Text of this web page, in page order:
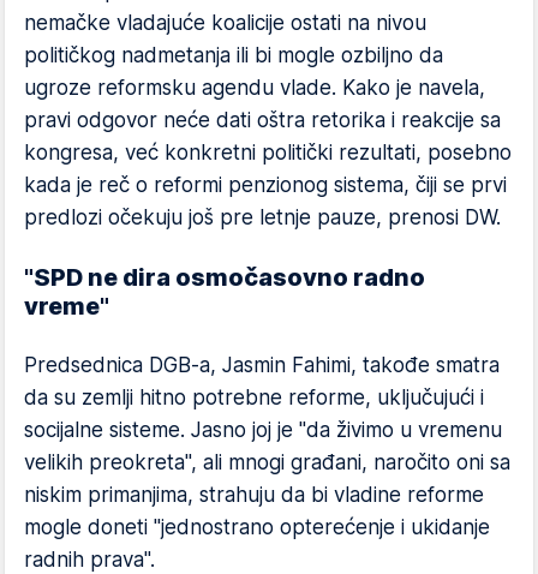
nemačke vladajuće koalicije ostati na nivou
političkog nadmetanja ili bi mogle ozbiljno da
ugroze reformsku agendu vlade. Kako je navela,
pravi odgovor neće dati oštra retorika i reakcije sa
kongresa, već konkretni politički rezultati, posebno
kada je reč o reformi penzionog sistema, čiji se prvi
predlozi očekuju još pre letnje pauze, prenosi DW.
"SPD ne dira osmočasovno radno
vreme"
Predsednica DGB-a, Jasmin Fahimi, takođe smatra
da su zemlji hitno potrebne reforme, uključujući i
socijalne sisteme. Jasno joj je "da živimo u vremenu
velikih preokreta", ali mnogi građani, naročito oni sa
niskim primanjima, strahuju da bi vladine reforme
mogle doneti "jednostrano opterećenje i ukidanje
radnih prava".